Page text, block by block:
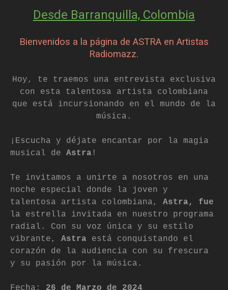
Desde Barranquilla, Colombia
Bienvenidos a la página de ASTRA en Artistas
Radiomazz.
Hoy, te traemos una entrevista exclusiva
con esta talentosa artista colombiana
que está incursionando en el mundo de la
música.
¡Escucha y déjate encantar por la magia
musical de
Astra !
Te invitamos a unirte a nosotros en una
noche especial donde la joven y
talentosa artista colombiana,
Astra, fue
la estrella invitada en nuestro programa
radial. Con su voz única y su estilo
vibrante, Astra está conquistando el
corazón de la audiencia con su frescura
y su pasión por la música.
Fecha: 26 de Marzo de 2024